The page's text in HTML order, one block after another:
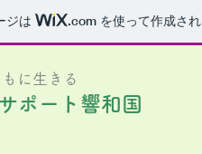
ジは .com を使って作成さ
に生きる
ポート響和国